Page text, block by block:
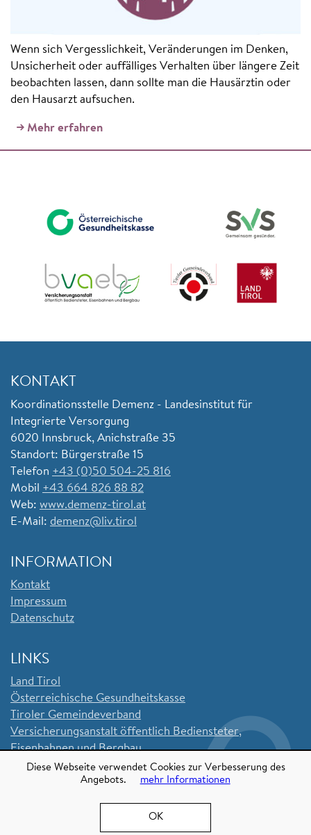
Wenn sich Vergesslichkeit, Veränderungen im Denken,
Unsicherheit oder auffälliges Verhalten über längere Zeit
beobachten lassen, dann sollte man die Hausärztin oder
den Hausarzt aufsuchen.
Mehr erfahren
KONTAKT
Koordinationsstelle Demenz - Landesinstitut für
Integrierte Versorgung
6020 Innsbruck, Anichstraße 35
Standort: Bürgerstraße 15
Telefon +43 (0)50 504-25 816
Mobil +43 664 826 88 82
Web: www.demenz-tirol.at
E-Mail: demenz@liv.tirol
INFORMATION
Kontakt
Impressum
Datenschutz
LINKS
Land Tirol
Österreichische Gesundheitskasse
Tiroler Gemeindeverband
Versicherungsanstalt öffentlich Bediensteter,
Eisenbahnen und Bergbau
Sozialversicherungsanstalt der Selbstständigen
Diese Webseite verwendet Cookies zur Verbesserung des
Angebots.
mehr Informationen
OK